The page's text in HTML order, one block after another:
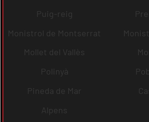
Puig-reig
Monistrol de Montserrat
Mollet del Vallès
Polinyà
Pineda de Mar
Alpens